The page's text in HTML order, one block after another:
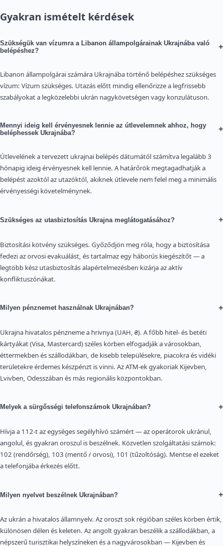
Gyakran ismételt kérdések
Szükségük van vízumra a Libanon állampolgárainak Ukrajnába való
belépéshez?
+
Libanon állampolgárai számára Ukrajnába történő belépéshez szükséges
vízum: Vízum szükséges. Utazás előtt mindig ellenőrizze a legfrissebb
szabályokat a legközelebbi ukrán nagykövetségen vagy konzulátuson.
Mennyi ideig kell érvényesnek lennie az útlevelemnek ahhoz, hogy
beléphessek Ukrajnába?
+
Útlevelének a tervezett ukrajnai belépés dátumától számítva legalább 3
hónapig ideig érvényesnek kell lennie. A határőrök megtagadhatják a
belépést azoktól az utazóktól, akiknek útlevele nem felel meg a minimális
érvényességi követelménynek.
Szükséges az utasbiztosítás Ukrajna meglátogatásához? +
Biztosítási kötvény szükséges. Győződjön meg róla, hogy a biztosítása
fedezi az orvosi evakuálást, és tartalmaz egy háborús kiegészítőt — a
legtöbb kész utasbiztosítás alapértelmezésben kizárja az aktív
konfliktuszónákat.
Milyen pénznemet használnak Ukrajnában? +
Ukrajna hivatalos pénzneme a hrivnya (UAH, ₴). A főbb hitel- és betéti
kártyákat (Visa, Mastercard) széles körben elfogadják a városokban,
éttermekben és szállodákban, de kisebb településekre, piacokra és vidéki
területekre érdemes készpénzt is vinni. Az ATM-ek gyakoriak Kijevben,
Lvivben, Odesszában és más regionális központokban.
Melyek a sürgősségi telefonszámok Ukrajnában? +
Hívja a 112-t az egységes segélyhívó számért — az operátorok ukránul,
angolul, és gyakran oroszul is beszélnek. Közvetlen szolgáltatási számok:
102 (rendőrség), 103 (mentő / orvosi), 101 (tűzoltóság). Mentse el ezeket
a telefonjába érkezés előtt.
Milyen nyelvet beszélnek Ukrajnában? +
Az ukrán a hivatalos államnyelv. Az oroszt sok régióban széles körben értik,
különösen délen és keleten. Az angolt gyakran beszélik a szállodákban, a
népszerű turisztikai helyszíneken és a nagyvárosokban — Kijevben és